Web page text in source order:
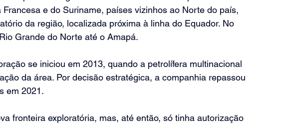
e do Suriname, países vizinhos ao Norte do país,
da região, localizada próxima à linha do Equador. No
Grande do Norte até o Amapá.
se iniciou em 2013, quando a petrolífera multinacional
da área. Por decisão estratégica, a companhia repassou
em 2021.
fronteira exploratória, mas, até então, só tinha autorização